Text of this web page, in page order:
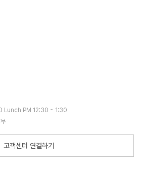
Lunch PM 12:30 ~ 1:30
고객센터 연결하기